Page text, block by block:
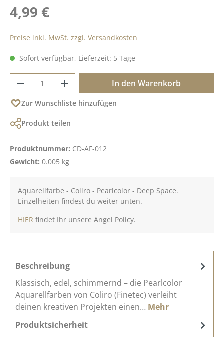
Regulärer Preis:
4,99 €
Preise inkl. MwSt. zzgl. Versandkosten
Sofort verfügbar, Lieferzeit: 5 Tage
Produkt Anzahl: Gib den gewünschten
In den Warenkorb
Zur Wunschliste hinzufügen
Produkt teilen
Produktnummer: CD-AF-012
Gewicht: 0.005 kg
Aquarellfarbe - Coliro - Pearlcolor - Deep Space.
Einzelheiten findest du weiter unten.
HIER findet Ihr unsere Angel Policy.
Beschreibung
Klassisch, edel, schimmernd – die Pearlcolor
Aquarellfarben von Coliro (Finetec) verleiht
deinen kreativen Projekten einen… Mehr
Produktsicherheit